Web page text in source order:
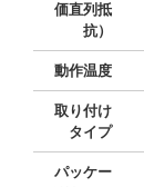
価直列抵
抗）
動作温度
取り付け
タイプ
パッケー